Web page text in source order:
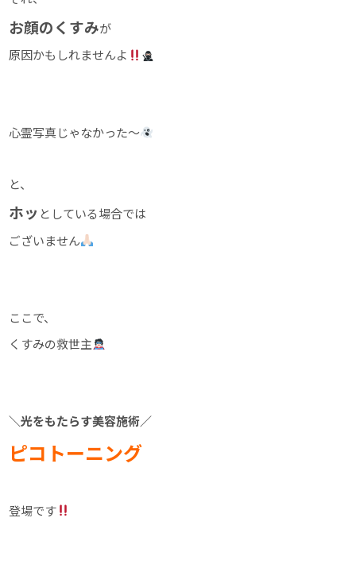
お顔のくすみが
原因かもしれませんよ
心霊写真じゃなかった～
と、
ホッ としている場合では
ございません
ここで、
くすみの救世主
＼光をもたらす美容施術／
ピコトーニング
登場です